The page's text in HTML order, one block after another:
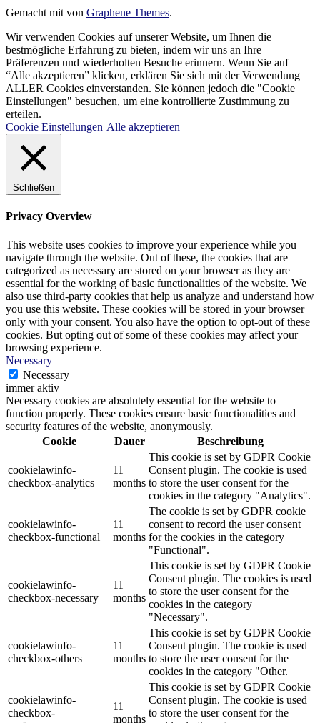
Gemacht mit von Graphene Themes.
Wir verwenden Cookies auf unserer Website, um Ihnen die
bestmögliche Erfahrung zu bieten, indem wir uns an Ihre
Präferenzen und wiederholten Besuche erinnern. Wenn Sie auf
“Alle akzeptieren” klicken, erklären Sie sich mit der Verwendung
ALLER Cookies einverstanden. Sie können jedoch die "Cookie
Einstellungen" besuchen, um eine kontrollierte Zustimmung zu
erteilen.
Cookie Einstellungen Alle akzeptieren
Schließen
Privacy Overview
This website uses cookies to improve your experience while you
navigate through the website. Out of these, the cookies that are
categorized as necessary are stored on your browser as they are
essential for the working of basic functionalities of the website. We
also use third-party cookies that help us analyze and understand how
you use this website. These cookies will be stored in your browser
only with your consent. You also have the option to opt-out of these
cookies. But opting out of some of these cookies may affect your
browsing experience.
Necessary
Necessary
immer aktiv
Necessary cookies are absolutely essential for the website to
function properly. These cookies ensure basic functionalities and
security features of the website, anonymously.
Cookie
Dauer Beschreibung
cookielawinfo-
checkbox-analytics
11
months
This cookie is set by GDPR Cookie
Consent plugin. The cookie is used
to store the user consent for the
cookies in the category "Analytics".
cookielawinfo-
checkbox-functional
11
months
The cookie is set by GDPR cookie
consent to record the user consent
for the cookies in the category
"Functional".
cookielawinfo-
checkbox-necessary
11
months
This cookie is set by GDPR Cookie
Consent plugin. The cookies is used
to store the user consent for the
cookies in the category
"Necessary".
cookielawinfo-
checkbox-others
11
months
This cookie is set by GDPR Cookie
Consent plugin. The cookie is used
to store the user consent for the
cookies in the category "Other.
cookielawinfo-
checkbox-
11
months
This cookie is set by GDPR Cookie
Consent plugin. The cookie is used
to store the user consent for the